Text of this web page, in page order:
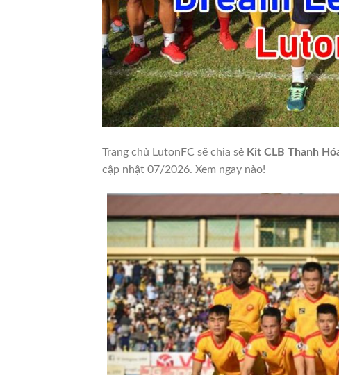
Trang chủ LutonFC sẽ chia sẻ Kit CLB Thanh
cập nhật 07/2026. Xem ngay nào!